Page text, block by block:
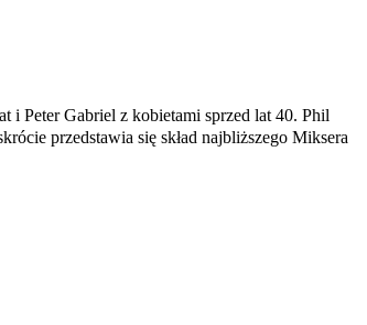
Peter Gabriel z kobietami sprzed lat 40. Phil
przedstawia się skład najbliższego Miksera